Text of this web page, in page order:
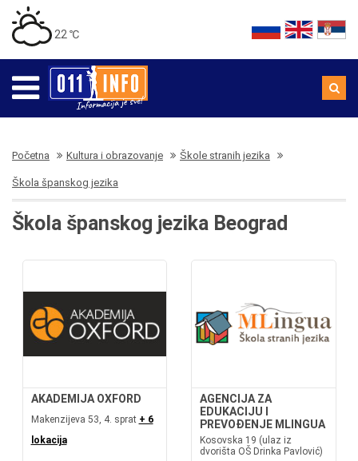
22 ℃
Početna Kultura i obrazovanje Škole stranih jezika
Škola španskog jezika
Škola španskog jezika Beograd
AKADEMIJA OXFORD
Makenzijeva 53, 4. sprat + 6
lokacija
AGENCIJA ZA
EDUKACIJU I
PREVOĐENJE MLINGUA
Kosovska 19 (ulaz iz
dvorišta OŠ Drinka Pavlović)